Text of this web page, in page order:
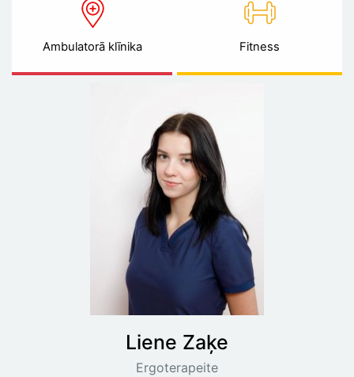
Ambulatorā klīnika Fitness
Liene Zaķe
Ergoterapeite